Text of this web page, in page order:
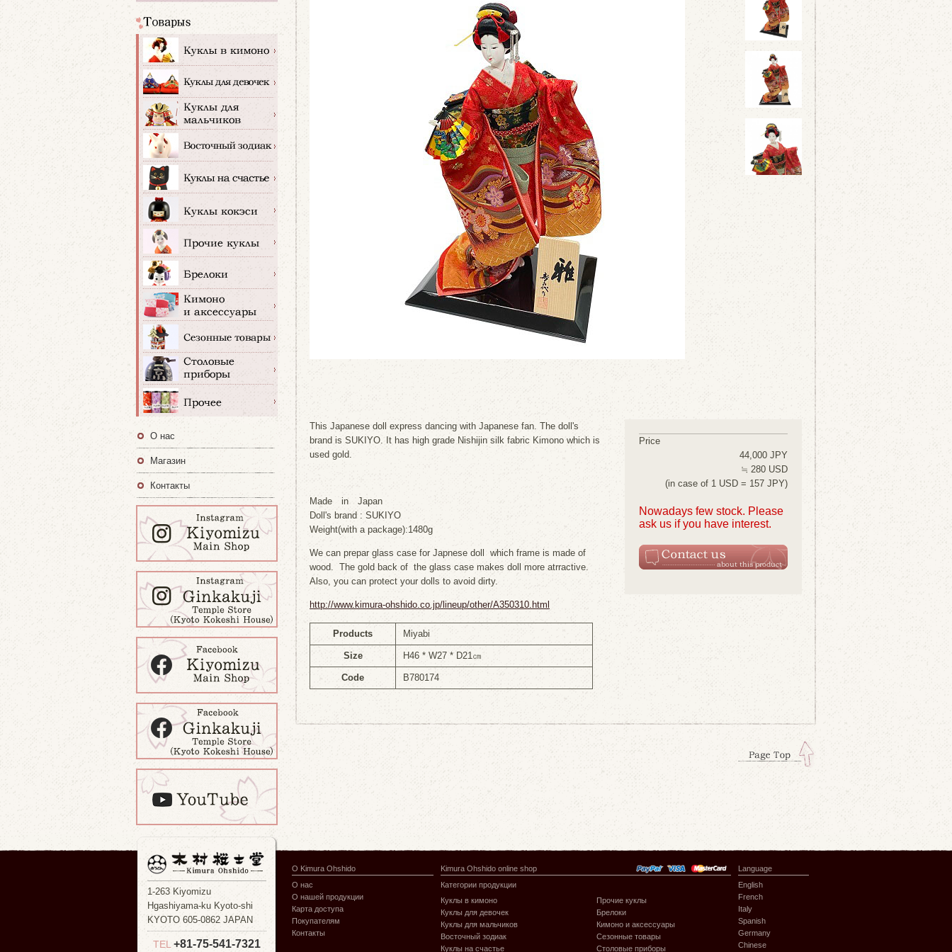
This Japanese doll express dancing with Japanese fan. The doll's
brand is SUKIYO. It has high grade Nishijin silk fabric Kimono which is
used gold.
Made in Japan
Doll's brand : SUKIYO
Weight(with a package):1480g
We can prepar glass case for Japnese doll which frame is made of
wood. The gold back of the glass case makes doll more atrractive.
Also, you can protect your dolls to avoid dirty.
http://www.kimura-ohshido.co.jp/lineup/other/A350310.html
Products Miyabi
Size H46 * W27 * D21㎝
Code B780174
Price
44,000 JPY
≒ 280 USD
(in case of 1 USD = 157 JPY)
Nowadays few stock. Please
ask us if you have interest.
О нас
Магазин
Контакты
1-263 Kiyomizu
Hgashiyama-ku Kyoto-shi
KYOTO 605-0862 JAPAN
TEL +81-75-541-7321
О Kimura Ohshido
О нас
О нашей продукции
Карта доступа
Покупателям
Контакты
Kimura Ohshido online shop
Категории продукции
Куклы в кимоно
Куклы для девочек
Куклы для мальчиков
Восточный зодиак
Куклы на счастье
Прочие куклы
Брелоки
Кимоно и аксессуары
Сезонные товары
Столовые приборы
Language
English
French
Italy
Spanish
Germany
Chinese